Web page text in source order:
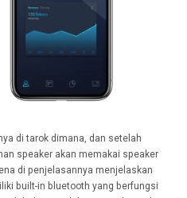
di tarok dimana, dan setelah
speaker akan memakai speaker
di penjelasannya menjelaskan
built-in bluetooth yang berfungsi